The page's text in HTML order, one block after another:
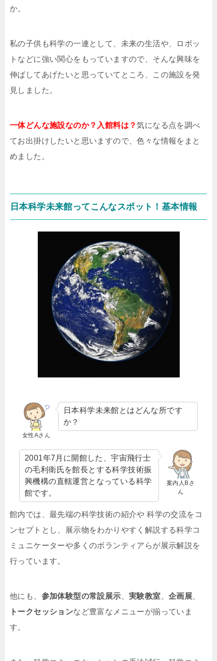
か。
私の子供も科学の一連として、未来の生活や、ロボッ
トなどに強い関心をもっていますので、そんな興味を
伸ばしてあげたいと思っていてところ、この施設を発
見しました。
一体どんな施設なのか？入館料は？気になる点を調べ
てお出掛けしたいと思いますので、色々な情報をまと
めました。
日本科学未来館ってこんなスポット！基本情報
女性Aさん
日本科学未来館とはどんな所です
か？
案内人Bさ
ん
2001年7月に開館した、宇宙飛行士
の毛利衛氏を館長とする科学技術振
興機構の直轄運営となっている科学
館です。
館内では、最先端の科学技術の紹介や 科学の交流をコ
ンセプトとし、展示物をわかりやすく解説する科学コ
ミュニケーターや多くのボランティアらが展示解説を
行っています。
他にも、 参加体験型の常設展示 、実験教室 、企画展
トークセッションなど豊富なメニューが揃っていま
す。